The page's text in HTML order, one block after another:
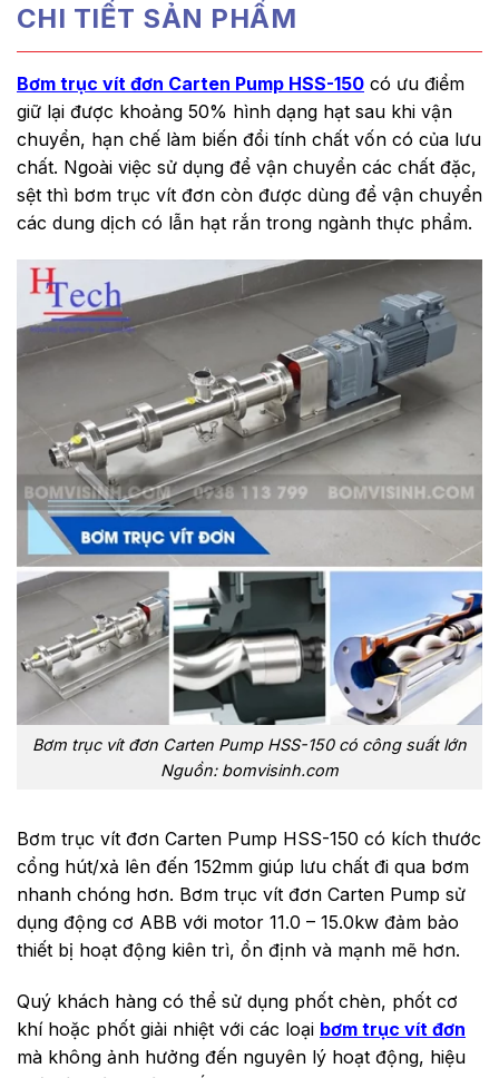
CHI TIẾT SẢN PHẨM
Bơm trục vít đơn Carten Pump HSS-150 có ưu điểm
giữ lại được khoảng 50% hình dạng hạt sau khi vận
chuyển, hạn chế làm biến đổi tính chất vốn có của lưu
chất. Ngoài việc sử dụng để vận chuyển các chất đặc,
sệt thì bơm trục vít đơn còn được dùng để vận chuyển
các dung dịch có lẫn hạt rắn trong ngành thực phẩm.
Bơm trục vít đơn Carten Pump HSS-150 có công suất lớn
Nguồn: bomvisinh.com
Bơm trục vít đơn Carten Pump HSS-150 có kích thước
cổng hút/xả lên đến 152mm giúp lưu chất đi qua bơm
nhanh chóng hơn. Bơm trục vít đơn Carten Pump sử
dụng động cơ ABB với motor 11.0 – 15.0kw đảm bảo
thiết bị hoạt động kiên trì, ổn định và mạnh mẽ hơn.
Quý khách hàng có thể sử dụng phốt chèn, phốt cơ
khí hoặc phốt giải nhiệt với các loại bơm trục vít đơn
mà không ảnh hưởng đến nguyên lý hoạt động, hiệu